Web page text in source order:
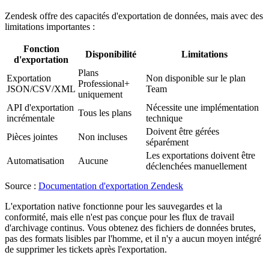
Zendesk offre des capacités d'exportation de données, mais avec des
limitations importantes :
Fonction
d'exportation
Disponibilité Limitations
Exportation
JSON/CSV/XML
Plans
Professional+
uniquement
Non disponible sur le plan
Team
API d'exportation
incrémentale
Tous les plans
Nécessite une implémentation
technique
Pièces jointes
Non incluses
Doivent être gérées
séparément
Automatisation
Aucune
Les exportations doivent être
déclenchées manuellement
Source : Documentation d'exportation Zendesk
L'exportation native fonctionne pour les sauvegardes et la
conformité, mais elle n'est pas conçue pour les flux de travail
d'archivage continus. Vous obtenez des fichiers de données brutes,
pas des formats lisibles par l'homme, et il n'y a aucun moyen intégré
de supprimer les tickets après l'exportation.